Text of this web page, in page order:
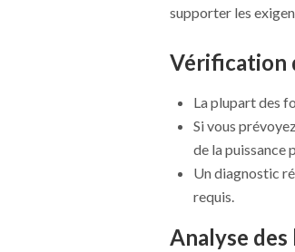
supporter les
Vérification
La plupart des
Si vous
de la puissance
Un diagnostic
requis.
Analyse